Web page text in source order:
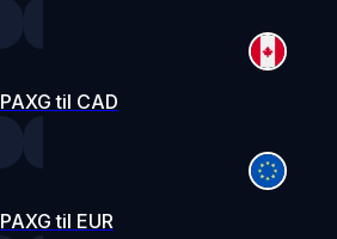
PAXG til CAD
PAXG til EUR